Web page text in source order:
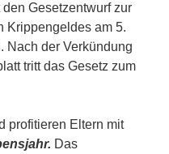
Gesetzentwurf zur
Krippengeldes am 5.
Nach der Verkündung
tritt das Gesetz zum
profitieren Eltern mit
Das